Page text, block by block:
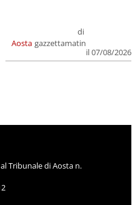
Aosta
di
gazzettamatin
il 07/08/2026
Tribunale di Aosta n.